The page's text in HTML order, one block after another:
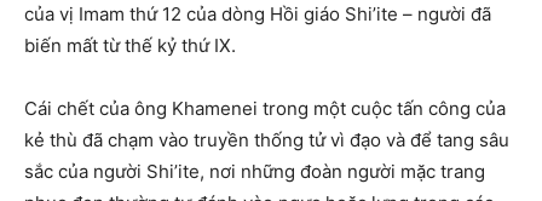
của vị Imam thứ 12 của dòng Hồi giáo Shi’ite – người đã
biến mất từ thế kỷ thứ IX.
Cái chết của ông Khamenei trong một cuộc tấn công của
kẻ thù đã chạm vào truyền thống tử vì đạo và để tang sâu
sắc của người Shi’ite, nơi những đoàn người mặc trang